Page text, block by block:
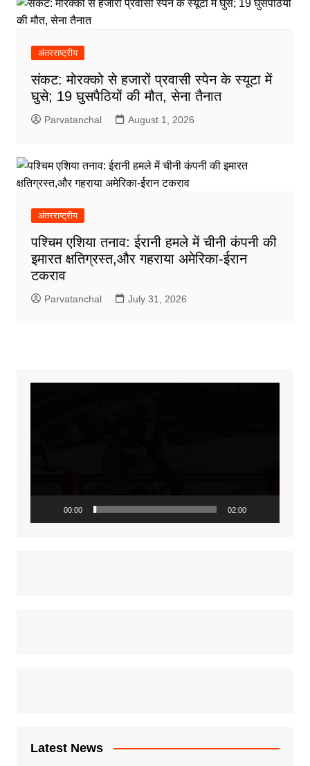
अंतरराष्ट्रीय
संकट: मोरक्को से हजारों प्रवासी स्पेन के स्यूटा में
घुसे; 19 घुसपैठियों की मौत, सेना तैनात
Parvatanchal August 1, 2026
अंतरराष्ट्रीय
पश्चिम एशिया तनाव: ईरानी हमले में चीनी कंपनी की
इमारत क्षतिग्रस्त,और गहराया अमेरिका-ईरान
टकराव
Parvatanchal July 31, 2026
00:00 02:00
Latest News